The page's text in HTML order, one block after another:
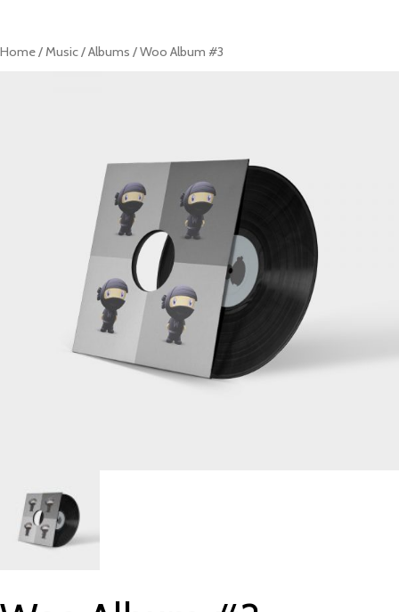
Home/Music/Albums / Woo Album #3